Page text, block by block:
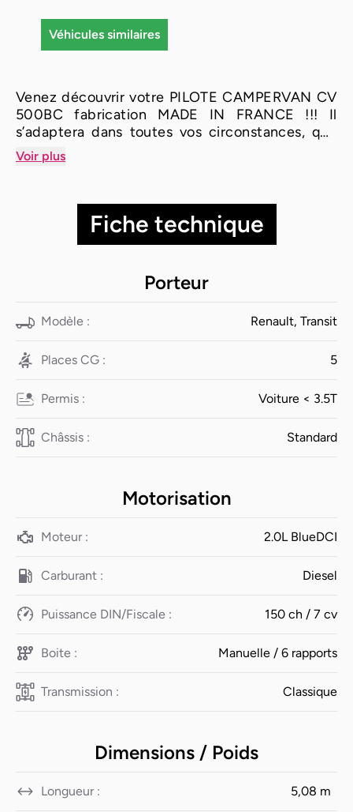
Véhicules similaires
Venez découvrir votre PILOTE CAMPERVAN CV
500BC fabrication MADE IN FRANCE !!! Il
s’adaptera dans toutes vos circonstances, que
ce soit pour vos trajets quotidiens ou encore
pour partir en famille ou entre amis mais surtout
dernière minute grâce sa cuisine intégrée et son
toit relevable vous passerez vos plus belles nuits
à la belle étoile !!!
Voir plus
Fiche technique
Porteur
Modèle : Renault, Transit
Places CG : 5
Permis : Voiture < 3.5T
Châssis : Standard
Motorisation
Moteur : 2.0L BlueDCI
Carburant : Diesel
Puissance DIN/Fiscale : 150 ch / 7 cv
Boite : Manuelle / 6 rapports
Transmission : Classique
Dimensions / Poids
Longueur : 5,08 m